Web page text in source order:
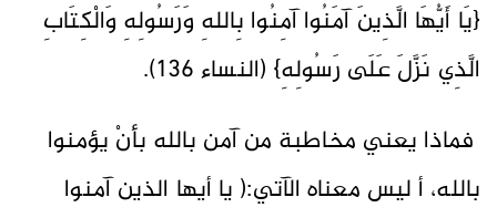
{يَا أَيُّهَا الَّذِينَ آمَنُوا آمِنُوا بِاللهِ وَرَسُولِهِ وَالْكِتَابِ
الَّذِي نَزَّلَ عَلَى رَسُولِهِ} (النساء 136).
فماذا يعني مخاطبة من آمن بالله بأنْ يؤمنوا
بالله، أ ليس معناه الآتي:( يا أيها الذين آمنوا